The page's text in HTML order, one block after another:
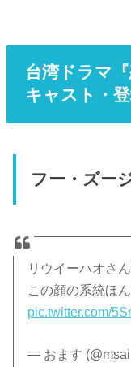
台湾ドラマ
キャスト・
フー・ズー
リウイーハオさ
この顔の系統ほん
pic.twitter.com/
— おます